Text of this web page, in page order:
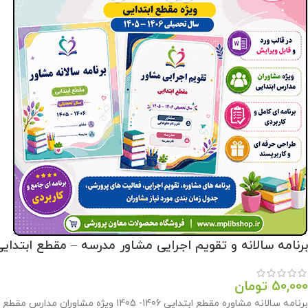
برنامه سالانه و تقویم اجرایی مشاور مدرسه – مقطع ابتدایی 1406-
50,000 تومان